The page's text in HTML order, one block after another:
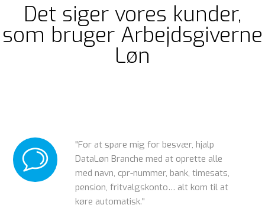
Det siger vores kunder,
som bruger Arbejdsgiverne
Løn
"For at spare mig for besvær, hjalp
DataLøn Branche med at oprette alle
med navn, cpr-nummer, bank, timesats,
pension, fritvalgskonto… alt kom til at
køre automatisk."